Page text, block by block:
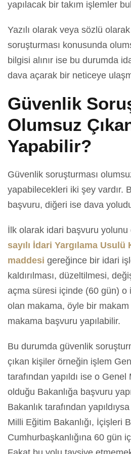
yapılacak bir takım işlemler
Yazılı olarak veya sözlü
soruşturması konusunda
bilgisi alınır ise bu durumda
dava açarak bir neticeye
Güvenlik
Olumsuz
Yapabilir?
Güvenlik soruşturması
yapabilecekleri iki şey vardır.
başvuru, diğeri ise dava
İlk olarak idari başvuru yolunu
sayılı İdari Yargılama
maddesi gereğince bir idari
kaldırılması, düzeltilmesi,
açma süresi içinde (60 gün) o
olan makama, öyle bir
makama başvuru yapılabilir.
Bu durumda güvenlik
çıkan kişiler örneğin işlem
tarafından yapıldı ise o Genel
olduğu Bakanlığa başvuru
Bakanlık tarafından
Milli Eğitim Bakanlığı, İçişleri
Cumhurbaşkanlığına 60 gün